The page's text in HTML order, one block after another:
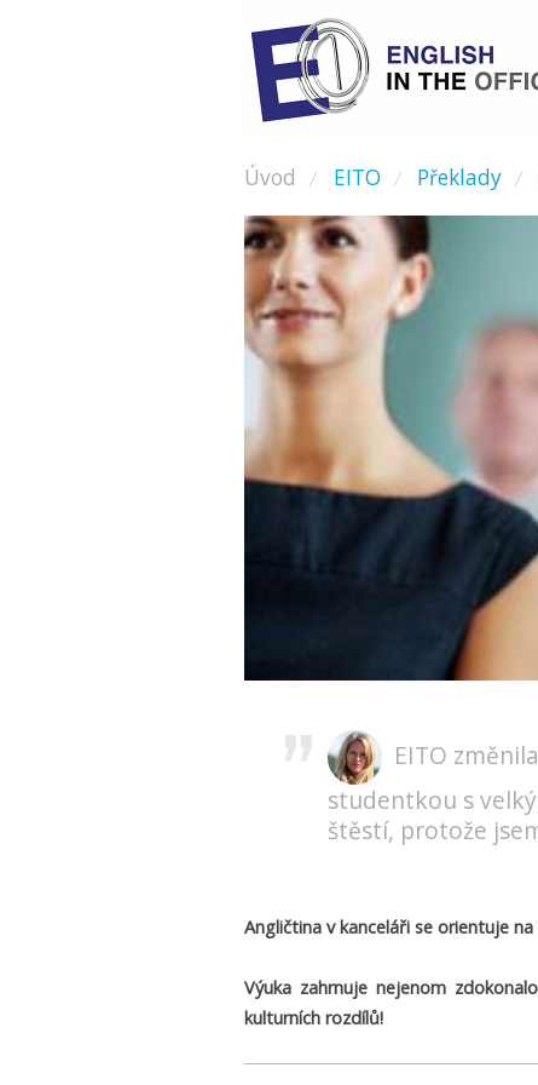
Úvod EITO Překlady
EITO
studentkou s
štěstí, protože
Angličtina v kanceláři se orientuje
Výuka zahrnuje nejenom
kulturních rozdílů!